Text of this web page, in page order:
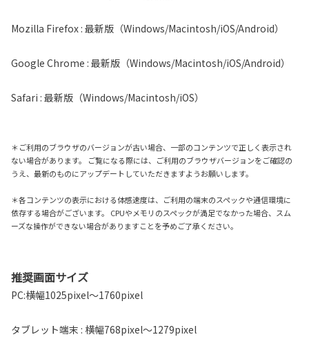
Mozilla Firefox : 最新版（Windows/Macintosh/iOS/Android）
Google Chrome : 最新版（Windows/Macintosh/iOS/Android）
Safari : 最新版（Windows/Macintosh/iOS）
＊ご利用のブラウザのバージョンが古い場合、一部のコンテンツで正しく表示され
ない場合があります。 ご覧になる際には、ご利用のブラウザバージョンをご確認の
うえ、最新のものにアップデートしていただきますようお願いします。
＊各コンテンツの表示における体感速度は、ご利用の端末のスペックや通信環境に
依存する場合がございます。 CPUやメモリのスペックが満足でなかった場合、スム
ーズな操作ができない場合がありますことを予めご了承ください。
推奨画面サイズ
PC:横幅1025pixel～1760pixel
タブレット端末 : 横幅768pixel～1279pixel